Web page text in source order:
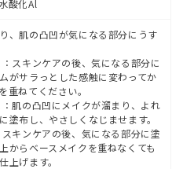
酸化Al
、肌の凸凹が気になる部分にうす
スキンケアの後、気になる部分に
がサラっとした感触に変わってか
重ねてください。
肌の凸凹にメイクが溜まり、よれ
塗布し、やさしくなじませます。
キンケアの後、気になる部分に塗
からベースメイクを重ねなくても
上げます。